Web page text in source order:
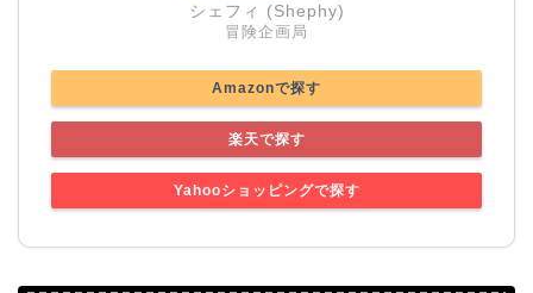
シェフィ (Shephy)
冒険企画局
Amazonで探す
楽天で探す
Yahooショッピングで探す